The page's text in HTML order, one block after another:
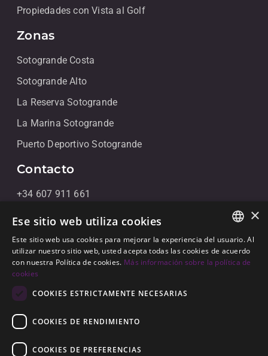
Propiedades con Vista al Golf
Zonas
Sotogrande Costa
Sotogrande Alto
La Reserva Sotogrande
La Marina Sotogrande
Puerto Deportivo Sotogrande
Contacto
+34 607 911 661
+34 856 091 709
info@noll-sotogrande.com
Contáctanos
Galerias Paniagua Local 43 Avenida de Paniagua, s/n
11310 Sotogrande, Cádiz
ENGLISH
SPANISH
×
Ese sitio web utiliza cookies
Este sitio web usa cookies para mejorar la experiencia del usuario. Al
utilizar nuestro sitio web, usted acepta todas las cookies de acuerdo
con nuestra Política de cookies. Más información sobre la política de
cookies
COOKIES ESTRICTAMENTE NECESARIAS
COOKIES DE RENDIMIENTO
COOKIES DE PREFERENCIAS